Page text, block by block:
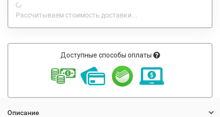
Рассчитываем стоимость доставки...
Доступные способы оплаты
Описание